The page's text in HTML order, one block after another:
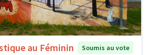
au Féminin
Soumis au vote